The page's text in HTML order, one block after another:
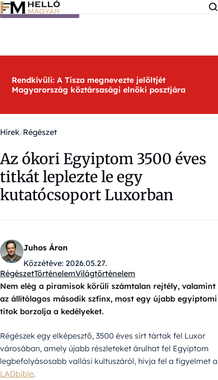
Ugrás a tartalomra
Rendkívüli: A Tisza megnevezte jelöltjét
Magyarország köztársasági elnöki posztjára
Hírek Régészet
Az ókori Egyiptom 3500 éves
titkát leplezte le egy
kutatócsoport Luxorban
Juhos Áron
Közzétéve: 2026.05.27.
Kategóriák:
RégészetTörténelemVilágtörténelem
Nem elég a piramisok körüli számtalan rejtély, valamint
az állítólagos második szfinx, most egy újabb egyiptomi
titok borzolja a kedélyeket.
Régészek egy elképesztő, 3500 éves sírt tártak fel Luxor
városában, amely újabb részleteket árulhat fel Egyiptom
legbefolyásosabb vallási kultuszáról, hívja fel a figyelmet a
LADbible.